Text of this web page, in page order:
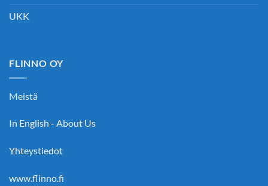
UKK
FLINNO OY
Meistä
In English - About Us
Yhteystiedot
www.flinno.fi